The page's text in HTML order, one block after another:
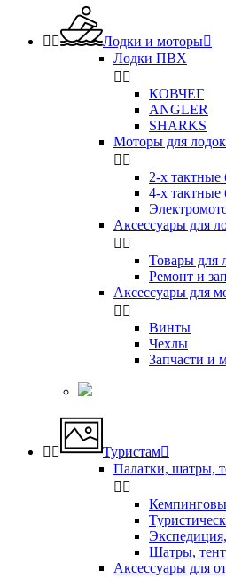
  Лодки и моторы
Лодки ПВХ
 
КОВЧЕГ
ANGLER
SHARKS
Моторы для лодок
 
2-х тактные
4-х тактные
Аксессуары для
 
Товары для
Ремонт и
Аксессуары для
 
Винты
Чехлы
Запчасти и
  Туристам
Палатки, шатры,
 
Шатры,
Аксессуары для